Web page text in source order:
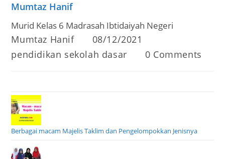
Mumtaz Hanif
Murid Kelas 6 Madrasah Ibtidaiyah Negeri
Post
Mumtaz Hanif
Post
08/12/2021
Post
category:
pendidikan sekolah dasar
Post
0 Comments
Berbagai macam Majelis Taklim dan Pengelompokkan Jenisnya